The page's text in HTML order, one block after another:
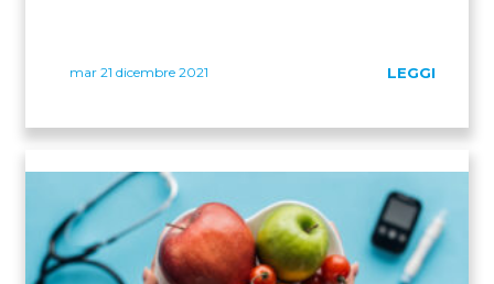
mar 21 dicembre 2021 LEGGI